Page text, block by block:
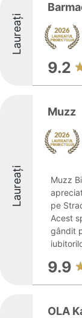
Laureați
9.2
Laureați
Muzz
Muzz
pe
Acest
gândit
9.9
OLA